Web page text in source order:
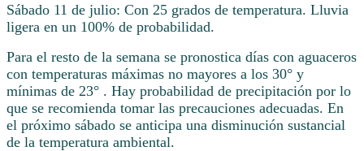
Sábado 11 de julio: Con 25 grados de temperatura. Lluvia
ligera en un 100% de probabilidad.
Para el resto de la semana se pronostica días con aguaceros
con temperaturas máximas no mayores a los 30° y
mínimas de 23° . Hay probabilidad de precipitación por lo
que se recomienda tomar las precauciones adecuadas. En
el próximo sábado se anticipa una disminución sustancial
de la temperatura ambiental.